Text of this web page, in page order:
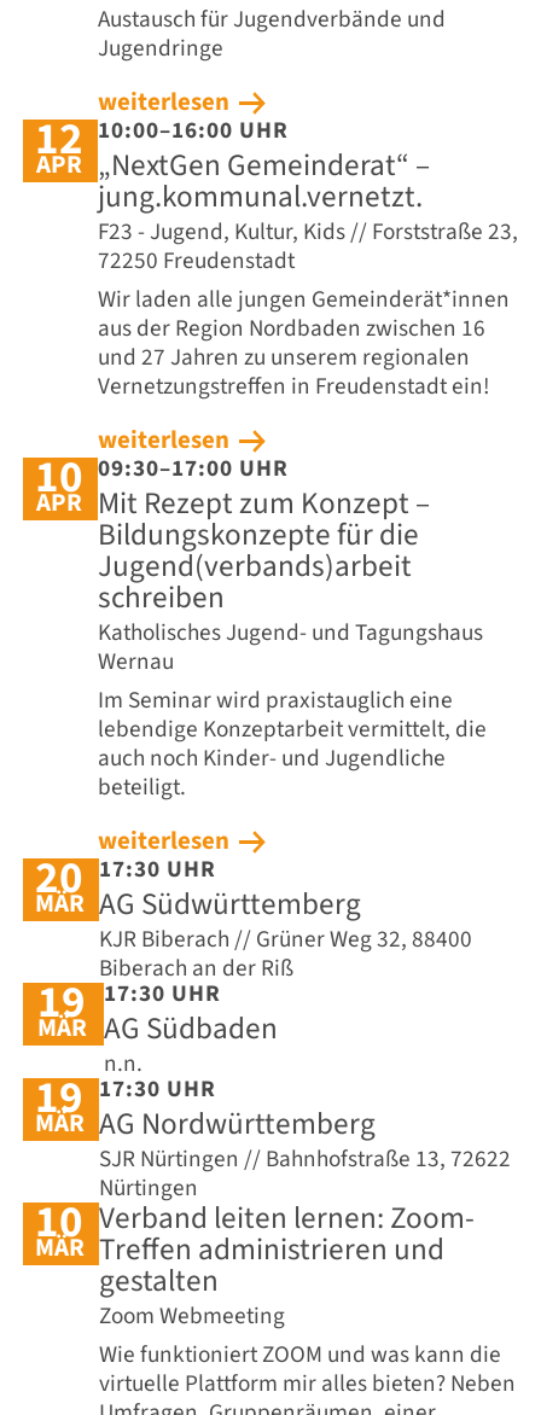
Austausch für Jugendverbände und
Jugendringe
weiterlesen
12
APR
10:00–16:00 UHR
„NextGen Gemeinderat“ –
jung.kommunal.vernetzt.
F23 - Jugend, Kultur, Kids // Forststraße 23,
72250 Freudenstadt
Wir laden alle jungen Gemeinderät*innen
aus der Region Nordbaden zwischen 16
und 27 Jahren zu unserem regionalen
Vernetzungstreffen in Freudenstadt ein!
weiterlesen
10
APR
09:30–17:00 UHR
Mit Rezept zum Konzept –
Bildungskonzepte für die
Jugend(verbands)arbeit
schreiben
Katholisches Jugend- und Tagungshaus
Wernau
Im Seminar wird praxistauglich eine
lebendige Konzeptarbeit vermittelt, die
auch noch Kinder- und Jugendliche
beteiligt.
weiterlesen
20
MÄR
17:30 UHR
AG Südwürttemberg
KJR Biberach // Grüner Weg 32, 88400
Biberach an der Riß
19
MÄR
17:30 UHR
AG Südbaden
n.n.
19
MÄR
17:30 UHR
AG Nordwürttemberg
SJR Nürtingen // Bahnhofstraße 13, 72622
Nürtingen
10
MÄR
Verband leiten lernen: Zoom-
Treffen administrieren und
gestalten
Zoom Webmeeting
Wie funktioniert ZOOM und was kann die
virtuelle Plattform mir alles bieten? Neben